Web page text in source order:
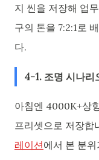
지 씬을 저장해 업
구의 톤을 7:2:1로
다.
4-1. 조명 시나리
아침엔 4000K+상
프리셋으로 저장합
레이션에서 본 분